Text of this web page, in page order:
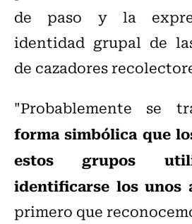
de paso y la
identidad grupal de
de cazadores
"Probablemente se
forma simbólica que
estos grupos
identificarse los unos
primero que